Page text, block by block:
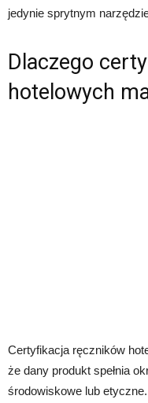
jedynie sprytnym
Dlaczego
hotelowych
Certyfikacja ręczników
że dany produkt spełnia
środowiskowe lub